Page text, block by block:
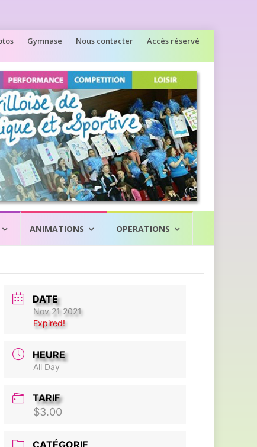
Gymnase Nous contacter Accès réservé
ANIMATIONS OPERATIONS
DATE
Nov 21 2021
Expired!
HEURE
All Day
TARIF
$3.00